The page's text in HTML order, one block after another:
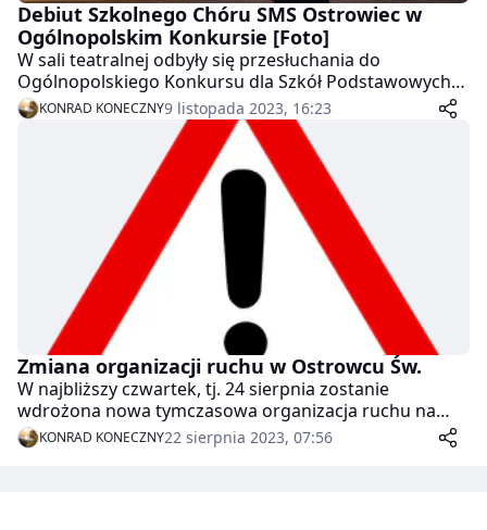
Debiut Szkolnego Chóru SMS Ostrowiec w
Ogólnopolskim Konkursie [Foto]
W sali teatralnej odbyły się przesłuchania do
Ogólnopolskiego Konkursu dla Szkół Podstawowych
„DO HYMNU”, organizowanego przez Narodowe
Centrum Kultury. Jurorami, którzy oceniali występ
młodych chórzystów z SMS Ostrowiec, byli prof. dr
hab. Grzegorz Oliwa oraz dr Katarzyna Sobas z
Uniwersytetu Rzeszowskiego. Więcej poniżej!
KONRAD KONECZNY9 listopada 2023, 16:23
Zmiana organizacji ruchu w Ostrowcu Św.
W najbliższy czwartek, tj. 24 sierpnia zostanie
wdrożona nowa tymczasowa organizacja ruchu na
remontowanym odcinku DW 754. Główną zmianą dla
kierowców będzie przełożenie ruchu na ul. Radwana, z
KONRAD KONECZNY22 sierpnia 2023, 07:56